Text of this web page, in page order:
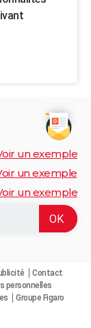
un exemple
un exemple
un exemple
Contact
personnelles
Groupe Figaro